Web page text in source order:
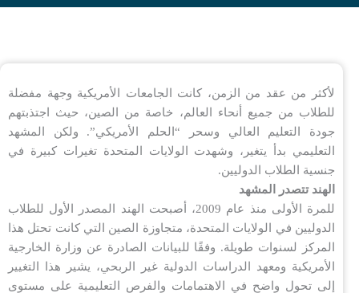
لأكثر من عقد من الزمن، كانت الجامعات الأمريكية وجهة مفضلة
للطلاب من جميع أنحاء العالم، خاصة من الصين، حيث اجتذبتهم
جودة التعليم العالي وسحر “الحلم الأمريكي”. ولكن المشهد
التعليمي بدأ يتغير، وشهدت الولايات المتحدة تغيرات كبيرة في
جنسية الطلاب الدوليين.
الهند تتصدر المشهد
للمرة الأولى منذ عام 2009، أصبحت الهند المصدر الأول للطلاب
الدوليين في الولايات المتحدة، متجاوزة الصين التي كانت تحتل هذا
المركز لسنوات طويلة. وفقًا للبيانات الصادرة عن وزارة الخارجية
الأمريكية ومعهد الدراسات الدولية غير الربحي، يشير هذا التغيير
إلى تحول واضح في الاهتمامات والفرص التعليمية على مستوى